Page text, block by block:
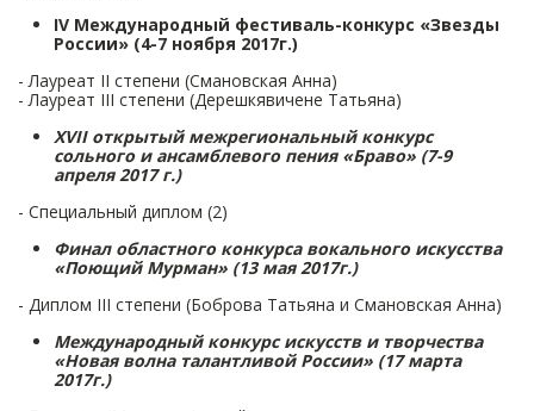
IV Международный фестиваль-конкурс «Звезды
России» (4-7 ноября 2017г.)
- Лауреат II степени (Смановская Анна)
- Лауреат III степени (Дерешкявичене Татьяна)
XVII открытый межрегиональный конкурс
сольного и ансамблевого пения «Браво» (7-9
апреля 2017 г.)
- Специальный диплом (2)
Финал областного конкурса вокального искусства
«Поющий Мурман» (13 мая 2017г.)
- Диплом III степени (Боброва Татьяна и Смановская Анна)
Международный конкурс искусств и творчества
«Новая волна талантливой России» (17 марта
2017г.)